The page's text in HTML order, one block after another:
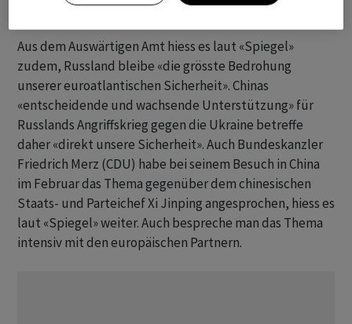
Russland als «grösste Bedrohung»
Aus dem Auswärtigen Amt hiess es laut «Spiegel»
zudem, Russland bleibe «die grösste Bedrohung
unserer euroatlantischen Sicherheit». Chinas
«entscheidende und wachsende Unterstützung» für
Russlands Angriffskrieg gegen die Ukraine betreffe
daher «direkt unsere Sicherheit». Auch Bundeskanzler
Friedrich Merz (CDU) habe bei seinem Besuch in China
im Februar das Thema gegenüber dem chinesischen
Staats- und Parteichef Xi Jinping angesprochen, hiess es
laut «Spiegel» weiter. Auch bespreche man das Thema
intensiv mit den europäischen Partnern.